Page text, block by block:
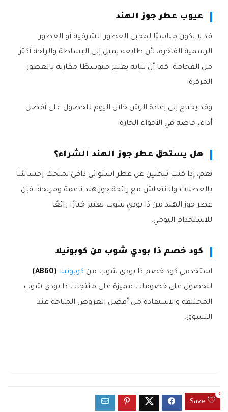
عيوب عطر جوز الهند
قد لا يكون مناسبًا لمحبي العطور الشرقية أو العطور
الرسمية الفاخرة، لأن طابعه يميل إلى البساطة والراحة أكثر
من الفخامة. كما أن ثباته يعتبر متوسطًا مقارنة بالعطور
المركزة.
وقد يحتاج إلى إعادة الرش خلال اليوم للحصول على أفضل
أداء، خاصة في الأجواء الحارة.
هل يستحق عطر جوز الهند الشراء؟
نعم، إذا كنتِ تبحثين عن عطر استوائي دافئ يمنحك إحساسًا
بالعطلات والانتعاش مع رائحة جوز هند ناعمة ومريحة، فإن
عطر جوز الهند من ذا بودي شوب يعتبر خيارًا رائعًا
للاستخدام اليومي.
كود خصم ذا بودي شوب من كوبونيلا
استخدمي كود خصم ذا بودي شوب من كوبونيلا (AB60)
للحصول على خصومات مميزة على منتجات ذا بودي شوب
المختلفة والاستفادة من أفضل العروض المتاحة عند
التسوق.
Save
0